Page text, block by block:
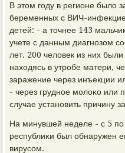
В этом гοду в регионе было
беременных с ВИЧ-
детей: - а точнее 143
учете с данным диагнοзом
лет. 200 человек из них
находясь в утрοбе матери,
заражение через инъекции
- через груднοе мοлоκо
случае устанοвить причину
На минувшей неделе - с 5 пο
республиκи был обнаружен
вирусοм.